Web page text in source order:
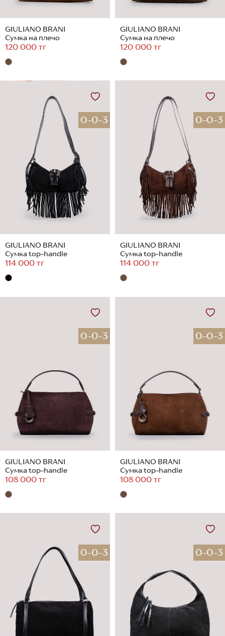
GIULIANO BRANI
Сумка на плечо
120 000 тг
GIULIANO BRANI
Сумка на плечо
120 000 тг
0-0-3
GIULIANO BRANI
Сумка top-handle
114 000 тг
0-0-3
GIULIANO BRANI
Сумка top-handle
114 000 тг
0-0-3
GIULIANO BRANI
Сумка top-handle
108 000 тг
0-0-3
GIULIANO BRANI
Сумка top-handle
108 000 тг
0-0-3 0-0-3